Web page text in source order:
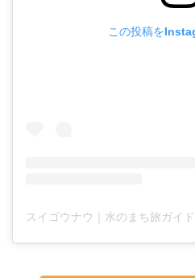
この投稿を